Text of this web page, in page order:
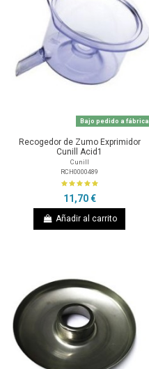
Bajo pedido a fábrica
Recogedor de Zumo Exprimidor
Cunill Acid1
Cunill
RCH0000489
11,70 €
Añadir al carrito